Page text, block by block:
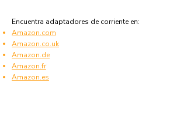
Encuentra adaptadores de corriente en:
Amazon.com
Amazon.co.uk
Amazon.de
Amazon.fr
Amazon.es